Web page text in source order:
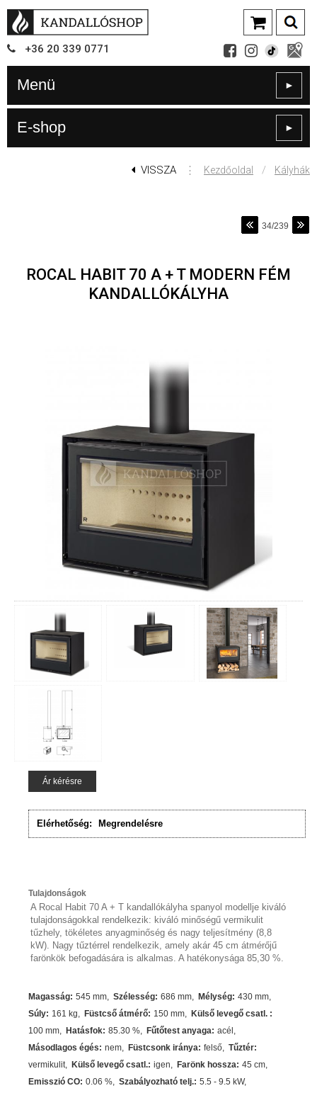
+36 20 339 0771
Menü ►
E-shop ►
VISSZA ⋮ Kezdőoldal / Kályhák
34/239
ROCAL HABIT 70 A + T MODERN FÉM
KANDALLÓKÁLYHA
Ár kérésre
Elérhetőség: Megrendelésre
Tulajdonságok
A Rocal Habit 70 A + T kandallókályha spanyol modellje kiváló
tulajdonságokkal rendelkezik: kiváló minőségű vermikulit
tűzhely, tökéletes anyagminőség és nagy teljesítmény (8,8
kW). Nagy tűztérrel rendelkezik, amely akár 45 cm átmérőjű
farönkök befogadására is alkalmas. A hatékonysága 85,30 %.
Magasság: 545 mm Szélesség: 686 mm Mélység: 430 mm
Súly: 161 kg Füstcső átmérő: 150 mm Külső levegő csatl. :
100 mm
Hatásfok: 85.30% Fűtőtest anyaga: acél
Másodlagos égés: nem Füstcsonk iránya: felső Tűztér:
vermikulit
Külső levegő csatl.: igen Farönk hossza: 45 cm
Emisszió CO: 0.06 % Szabályozható telj.: 5.5 - 9.5 kW